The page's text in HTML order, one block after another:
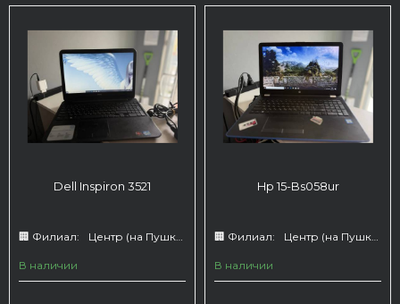
Dell Inspiron 3521
🏢 Филиал: Центр (на Пушкина 66)
В наличии
Hp 15-Bs058ur
🏢 Филиал: Центр (на Пушкина 66)
В наличии